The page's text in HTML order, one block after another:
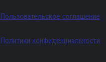
Пользовательское соглашение
Политики конфиденциальности